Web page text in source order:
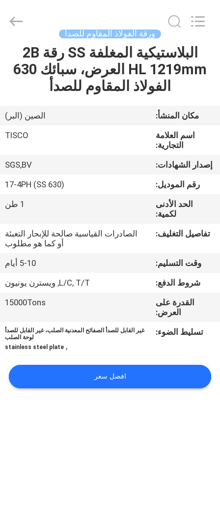
منزل،
بيت
معلومات
جولة
الجودة
اتصل
أخبار
حالات
INDUSTRIAL
ورقة الفولاذ المقاوم للصدأ
البلاستيكية المغلفة SS رقة 2B
HL 1219mm العرض، سبائك 630
الفولاذ المقاوم للصدأ
مكان المنشأ:
الصين (البر)
اسم العلامة
التجارية:
TISCO
إصدار الشهادات:
SGS,BV
رقم الموديل:
17-4PH (SS 630)
الحد الأدنى
لكمية:
1 طن
تفاصيل التغليف:
الصادرات القياسية صالحة للإبحار التعبئة
أو كما هو مطلوب
وقت التسليم:
5-10 أيام
شروط الدفع:
L/C, T/T, ويسترن يونيون
القدرة على
العرض:
15000Tons
تسليط الضوء:
غير القابل للصدأ الصفائح المعدنية الصلب، غير القابل للصدأ
لوحة الصلب
,
stainless steel plate
افضل سعر